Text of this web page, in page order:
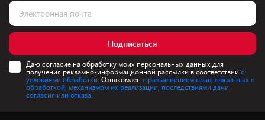
Подписаться
Даю согласие на обработку моих персональных данных для
получения рекламно-информационной рассылки в соответствии с
условиями обработки. Ознакомлен с разъяснением прав, связанных с
обработкой, механизмом их реализации, последствиями дачи
согласия или отказа.